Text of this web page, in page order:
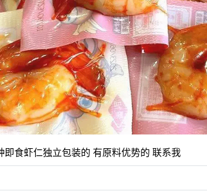
即食虾仁独立包装的 有原料优势的 联系我